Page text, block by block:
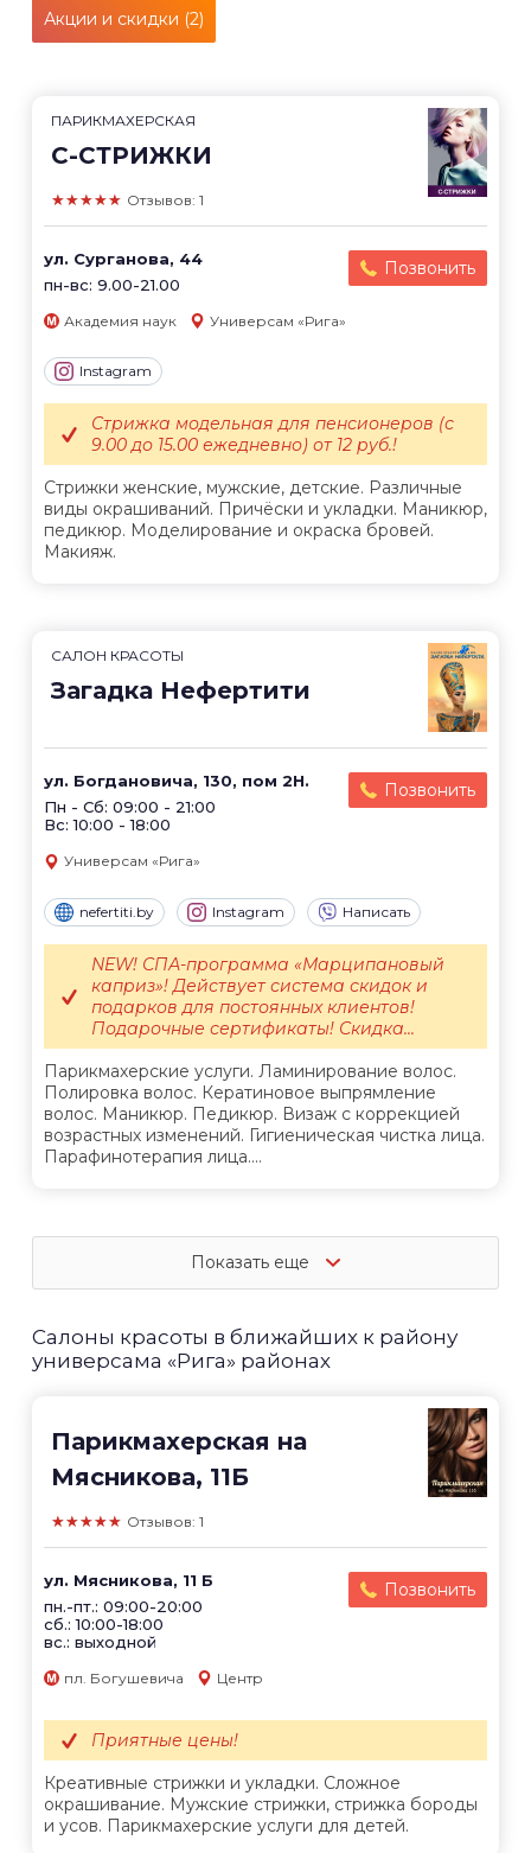
Акции и скидки (2)
ПАРИКМАХЕРСКАЯ
С-СТРИЖКИ
★★★★★ Отзывов: 1
ул. Сурганова, 44
пн-вс: 9.00-21.00
Позвонить
Академия наук Универсам «Рига»
Instagram
Стрижки женские, мужские, детские. Различные
виды окрашиваний. Причёски и укладки. Маникюр,
педикюр. Моделирование и окраска бровей.
Макияж.
Стрижка модельная для пенсионеров (с
9.00 до 15.00 ежедневно) от 12 руб.!
САЛОН КРАСОТЫ
Загадка Нефертити
ул. Богдановича, 130, пом 2Н.
Пн - Сб: 09:00 - 21:00
Вс: 10:00 - 18:00
Позвонить
Универсам «Рига»
nefertiti.by Instagram Написать
Парикмахерские услуги. Ламинирование волос.
Полировка волос. Кератиновое выпрямление
волос. Маникюр. Педикюр. Визаж с коррекцией
возрастных изменений. Гигиеническая чистка лица.
Парафинотерапия лица....
NEW! СПА-программа «Марципановый
каприз»! Действует система скидок и
подарков для постоянных клиентов!
Подарочные сертификаты! Скидка...
Показать еще
Салоны красоты в ближайших к району
универсама «Рига» районах
Парикмахерская на
Мясникова, 11Б
★★★★★ Отзывов: 1
ул. Мясникова, 11 Б
пн.-пт.: 09:00-20:00
сб.: 10:00-18:00
вс.: выходной
Позвонить
пл. Богушевича Центр
Креативные стрижки и укладки. Сложное
окрашивание. Мужские стрижки, стрижка бороды
и усов. Парикмахерские услуги для детей.
Приятные цены!